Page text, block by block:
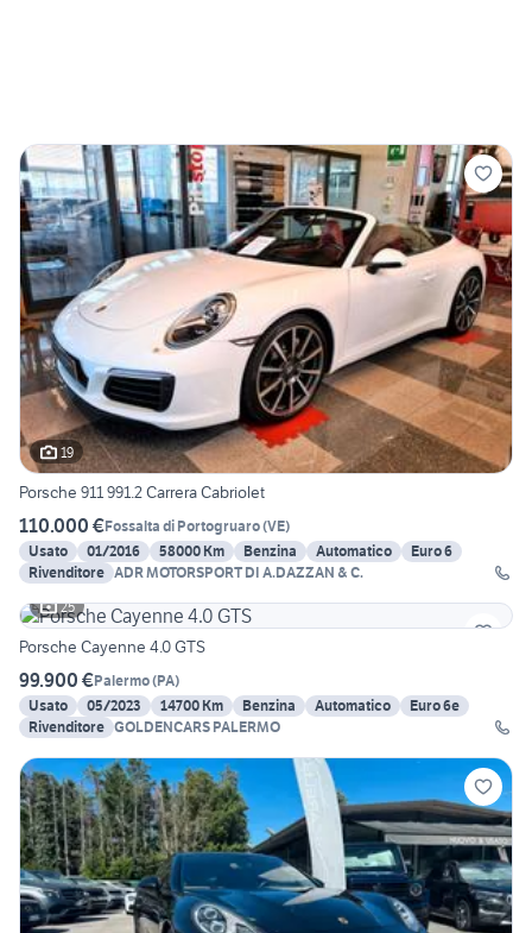
19
Porsche 911 991.2 Carrera Cabriolet
110.000 €Fossalta di Portogruaro(VE)
Usato
01/2016 58000 Km Benzina Automatico
Euro 6
Rivenditore ADR MOTORSPORT DI A.DAZZAN & C.
25
Porsche Cayenne 4.0 GTS
99.900 €Palermo(PA)
Usato
05/2023 14700 Km Benzina Automatico
Euro 6e
Rivenditore GOLDENCARS PALERMO